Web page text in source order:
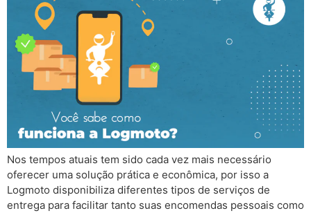
Nos tempos atuais tem sido cada vez mais necessário
oferecer uma solução prática e econômica, por isso a
Logmoto disponibiliza diferentes tipos de serviços de
entrega para facilitar tanto suas encomendas pessoais como